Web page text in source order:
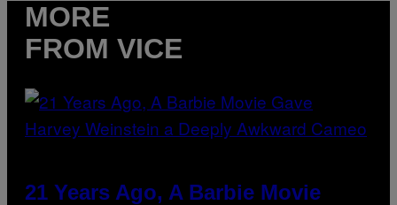
MORE
FROM VICE
21 Years Ago, A Barbie Movie